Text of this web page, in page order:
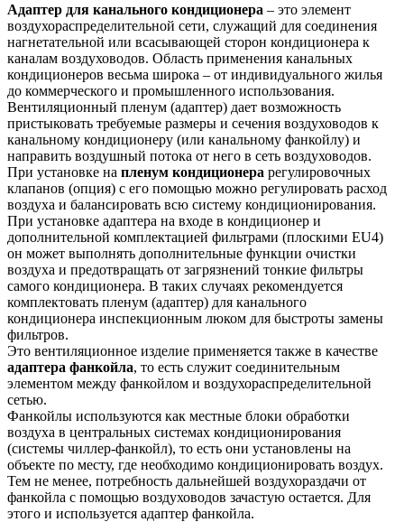
Адаптер для канального кондиционера – это элемент
воздухораспределительной сети, служащий для соединения
нагнетательной или всасывающей сторон кондиционера к
каналам воздуховодов. Область применения канальных
кондиционеров весьма широка – от индивидуального жилья
до коммерческого и промышленного использования.
Вентиляционный пленум (адаптер) дает возможность
пристыковать требуемые размеры и сечения воздуховодов к
канальному кондиционеру (или канальному фанкойлу) и
направить воздушный потока от него в сеть воздуховодов.
При установке на пленум кондиционера регулировочных
клапанов (опция) с его помощью можно регулировать расход
воздуха и балансировать всю систему кондиционирования.
При установке адаптера на входе в кондиционер и
дополнительной комплектацией фильтрами (плоскими EU4)
он может выполнять дополнительные функции очистки
воздуха и предотвращать от загрязнений тонкие фильтры
самого кондиционера. В таких случаях рекомендуется
комплектовать пленум (адаптер) для канального
кондиционера инспекционным люком для быстроты замены
фильтров.
Это вентиляционное изделие применяется также в качестве
адаптера фанкойла, то есть служит соединительным
элементом между фанкойлом и воздухораспределительной
сетью.
Фанкойлы используются как местные блоки обработки
воздуха в центральных системах кондиционирования
(системы чиллер-фанкойл), то есть они установлены на
объекте по месту, где необходимо кондиционировать воздух.
Тем не менее, потребность дальнейшей воздухораздачи от
фанкойла с помощью воздуховодов зачастую остается. Для
этого и используется адаптер фанкойла.